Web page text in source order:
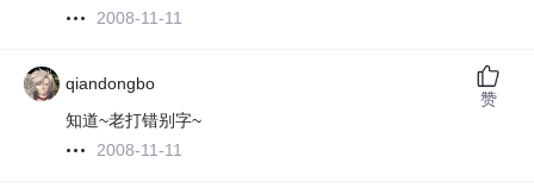
2008-11-11
qiandongbo
知道~老打错别字~
2008-11-11
赞